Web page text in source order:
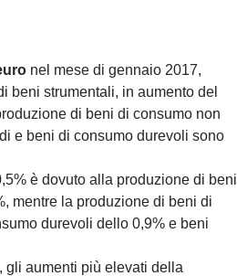
nel mese di gennaio 2017,
beni strumentali, in aumento del
di beni di consumo non
e beni di consumo durevoli sono
è dovuto alla produzione di beni
mentre la produzione di beni di
durevoli dello 0,9% e beni
gli aumenti più elevati della